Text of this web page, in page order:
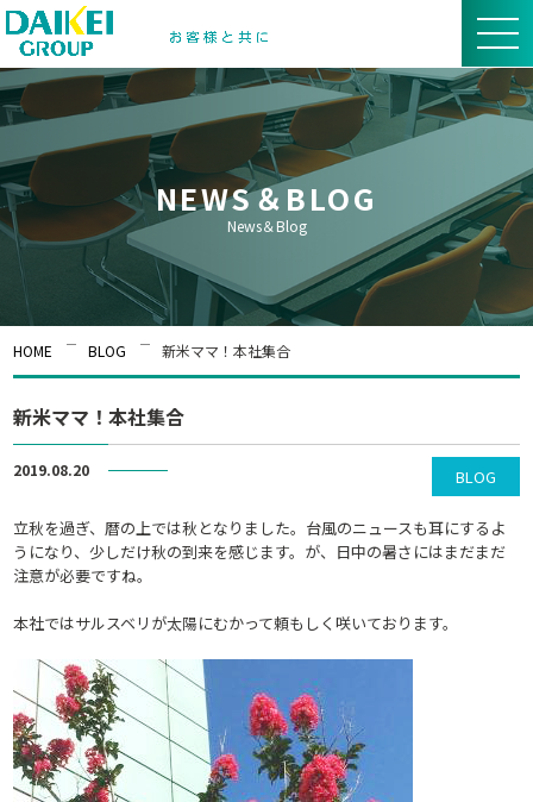
NEWS＆BLOG
News＆Blog
HOME BLOG 新米ママ！本社集合
新米ママ！本社集合
2019.08.20 BLOG
立秋を過ぎ、暦の上では秋となりました。台風のニュースも耳にするよ
うになり、少しだけ秋の到来を感じます。が、日中の暑さにはまだまだ
注意が必要ですね。
本社ではサルスベリが太陽にむかって頼もしく咲いております。